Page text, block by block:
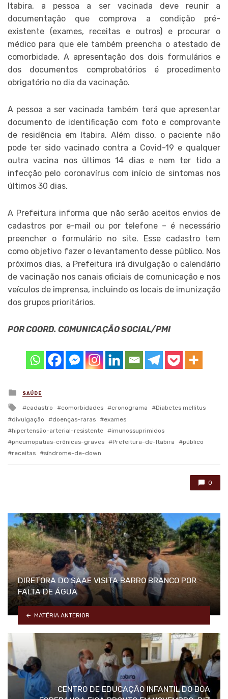
Itabira, a pessoa a ser vacinada deve reunir a
documentação que comprova a condição pré-
existente (exames, receitas e outros) e procurar o
médico para que ele também preencha o atestado de
comorbidade. A apresentação dos dois formulários e
dos documentos comprobatórios é procedimento
obrigatório no dia da vacinação.
A pessoa a ser vacinada também terá que apresentar
documento de identificação com foto e comprovante
de residência em Itabira. Além disso, o paciente não
pode ter sido vacinado contra a Covid-19 e qualquer
outra vacina nos últimos 14 dias e nem ter tido a
infecção pelo coronavírus com início de sintomas nos
últimos 30 dias.
A Prefeitura informa que não serão aceitos envios de
cadastros por e-mail ou por telefone – é necessário
preencher o formulário no site. Esse cadastro tem
como objetivo fazer o levantamento desse público. Nos
próximos dias, a Prefeitura irá divulgação o calendário
de vacinação nos canais oficiais de comunicação e nos
veículos de imprensa, incluindo os locais de imunização
dos grupos prioritários.
POR COORD. COMUNICAÇÃO SOCIAL/PMI
Posted
in
SAÚDE
Tagged
with
cadastro comorbidades cronograma
Diabetes mellitus
divulgação
doenças-raras
exames
hipertensão-arterial-resistente
imunossuprimidos
pneumopatias-crônicas-graves
Prefeitura-de-Itabira
público
receitas
síndrome-de-down
0
DIRETORA DO SAAE VISITA BARRO BRANCO POR
FALTA DE ÁGUA
MATÉRIA ANTERIOR
CENTRO DE EDUCAÇÃO INFANTIL DO BOA